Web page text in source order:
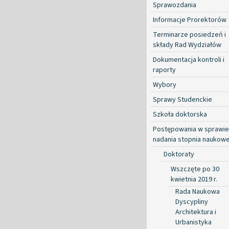
Sprawozdania
Informacje Prorektorów
Terminarze posiedzeń i
składy Rad Wydziałów
Dokumentacja kontroli i
raporty
Wybory
Sprawy Studenckie
Szkoła doktorska
Postępowania w sprawie
nadania stopnia
Doktoraty
Wszczęte po 30
kwietnia 2019 r.
Rada Naukowa
Dyscypliny
Architektura i
Urbanistyka